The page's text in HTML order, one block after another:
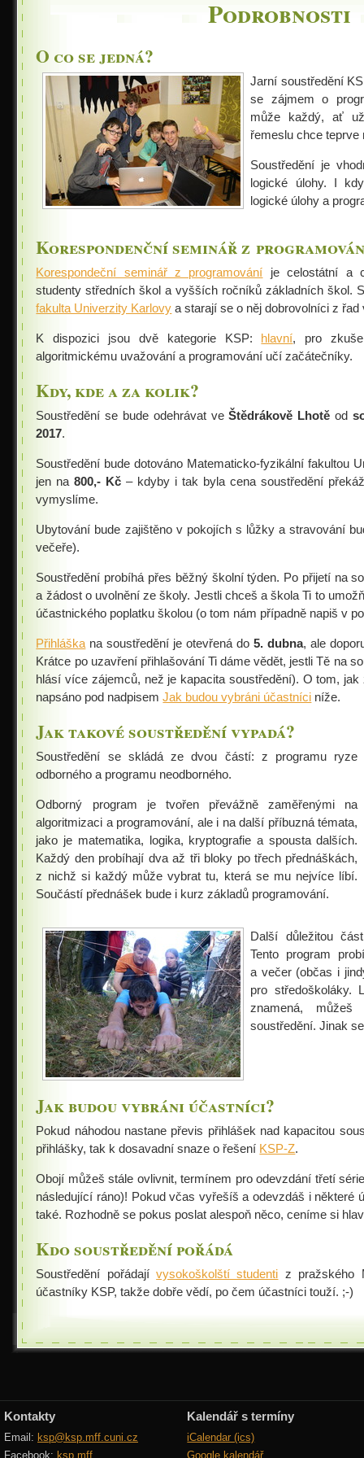
Podrobnosti
O co se jedná?
Jarní soustředění
se zájmem o
může každý, ať
řemeslu chce teprve
Soustředění je
logické úlohy. I
logické úlohy a
Korespondenční seminář z
Korespondeční seminář z programování je celostátní a
studenty středních škol a vyšších ročníků základních škol.
fakulta Univerzity Karlovy a starají se o něj dobrovolníci z
K dispozici jsou dvě kategorie KSP: hlavní, pro
algoritmickému uvažování a programování učí začátečníky.
Kdy, kde a za kolik?
Soustředění se bude odehrávat veŠtědrákově Lhotě od
2017.
Soustředění bude dotováno Matematicko-fyzikální fakultou
jen na800,- Kč – kdyby i tak byla cena soustředění
vymyslíme.
Ubytování bude zajištěno v pokojích s lůžky a stravování
večeře).
Soustředění probíhá přes běžný školní týden. Po přijetí na
a žádost o uvolnění ze školy. Jestli chceš a škola Ti to
účastnického poplatku školou (o tom nám případně napiš v
Přihláška na soustředění je otevřená do 5. dubna, ale
Krátce po uzavření přihlašování Ti dáme vědět, jestli Tě na
hlásí více zájemců, než je kapacita soustředění). O tom,
napsáno pod nadpisemJak budou vybráni účastníci níže.
Jak takové soustředění vypadá?
Soustředění se skládá ze dvou částí: z programu ryze
odborného a programu neodborného.
Odborný program je tvořen převážně zaměřenými na
algoritmizaci a programování, ale i na další příbuzná témata,
jako je matematika, logika, kryptografie a spousta dalších.
Každý den probíhají dva až tři bloky po třech přednáškách,
z nichž si každý může vybrat tu, která se mu nejvíce líbí.
Součástí přednášek bude i kurz základů programování.
Další důležitou
Tento program
a večer (občas i
pro středoškoláky.
znamená,
soustředění. Jinak
Jak budou vybráni účastníci?
Pokud náhodou nastane převis přihlášek nad kapacitou
přihlášky, tak k dosavadní snaze o řešení KSP-Z.
Obojí můžeš stále ovlivnit, termínem pro odevzdání třetí
následující ráno)! Pokud včas vyřešíš a odevzdáš i některé
také. Rozhodně se pokus poslat alespoň něco, ceníme si
Kdo soustředění pořádá
Soustředění pořádajívysokoškolští studenti z pražského
účastníky KSP, takže dobře vědí, po čem účastníci touží. ;-)
Jarní 2024
Podzimní 2023
Jarní 2023
Podzimní 2022
Jarní 2022
Podzimní 2021
Jarní 2021
Podzimní 2020
Jarní 2020
Podzimní 2019
Jarní 2019
Podzimní 2018
Jarní 2018
Podzimní 2017
Jarní 2017
Adresář
Karolínka
Webový leták
Šifrovačka
Podzimní 2016
Jarní 2016
Podzimní 2015
Jarní 2015
Podzimní 2014
Jarní 2014
Podzimní 2013
Jarní 2013
Podzimní 2012
Jarní 2012
Podzimní 2011
Jarní 2011
Podzimní 2010
Jarní 2010
Podzimní 2009
Jarní 2009
Podzimní 2008
Jarní 2008
Podzimní 2007
Jarní 2007
Podzimní 2006
Jarní 2006
Podzimní 2005
Podzimní 2003
Podzimní 2002
Podzimní 1998
Smršť
Kontakty
Email: ksp@ksp.mff.cuni.cz
Facebook: ksp.mff
Kalendář s termíny
iCalendar (ics)
Google kalendář